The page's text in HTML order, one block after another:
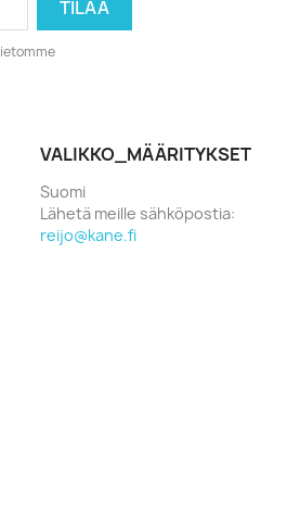
VALIKKO_MÄÄRITYKSET
Suomi
Lähetä meille sähköpostia:
reijo@kane.fi